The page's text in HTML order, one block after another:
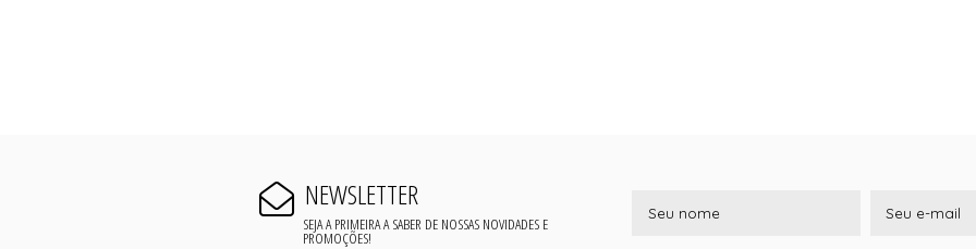
NEWSLETTER
SEJA A PRIMEIRA A SABER DE NOSSAS NOVIDADES E
PROMOÇÕES!